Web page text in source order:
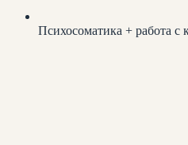
Психосоматика + работа